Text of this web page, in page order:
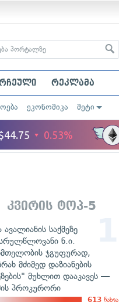
რეკლამა
ეკონომიკა მეტი
კვირის ტოპ-5
ავალიანის საქმეზე
ნ.ი.
ჯგუფურად,
მძიმედ დაზიანების
მუხლით დააკავეს —
პროკურორი
613 ნახვა